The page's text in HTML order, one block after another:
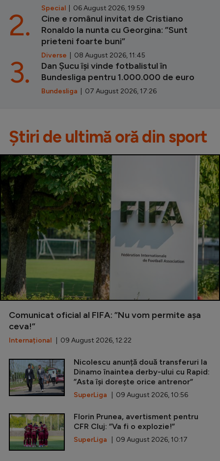
Special | 06 August 2026, 19:59
Cine e românul invitat de Cristiano
Ronaldo la nunta cu Georgina: ”Sunt
prieteni foarte buni”
Diverse | 08 August 2026, 11:45
2.
Dan Șucu își vinde fotbalistul în
Bundesliga pentru 1.000.000 de euro
Bundesliga | 07 August 2026, 17:26
3.
Știri de ultimă oră din sport
Comunicat oficial al FIFA: ”Nu vom permite așa
ceva!”
Internațional | 09 August 2026, 12:22
Nicolescu anunță două transferuri la
Dinamo înaintea derby-ului cu Rapid:
”Asta își dorește orice antrenor”
SuperLiga | 09 August 2026, 10:56
Florin Prunea, avertisment pentru
CFR Cluj: ”Va fi o explozie!”
SuperLiga | 09 August 2026, 10:17